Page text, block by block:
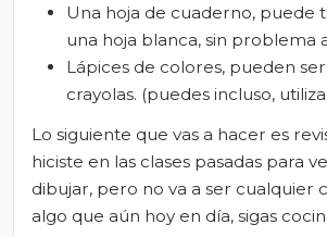
Una hoja de cuaderno, puede
una hoja blanca, sin problema
Lápices de colores, pueden
crayolas. (puedes incluso,
Lo siguiente que vas a hacer es
hiciste en las clases pasadas para
dibujar, pero no va a ser cualquier
algo que aún hoy en día, sigas